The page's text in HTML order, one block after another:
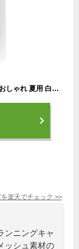
【送料無料】首 日よけ ネックガード キャップ 帽子 おしゃれ 夏用 白 黒 日焼け防止 取り外し可能 ランニング メンズ メッシュ スポーツキャップ レディース 男女兼用 紫外線対策 熱中症対策 首焼け 夏 エーディーワン マラソン ネックシェード
楽天でチェック >>
ンニングキャ
ッシュ素材の